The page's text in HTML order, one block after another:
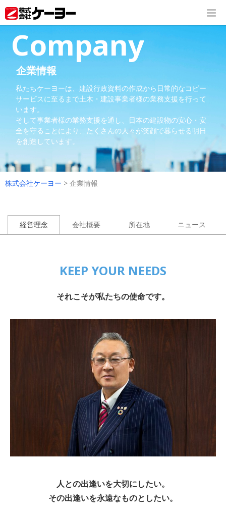
Company
企業情報
私たちケーヨーは、建設行政資料の作成から日常的なコピー
サービスに至るまで土木・建設事業者様の業務支援を行って
います。
そして事業者様の業務支援を通し、日本の建設物の安心・安
全を守ることにより、たくさんの人々が笑顔で暮らせる明日
を創造しています。
株式会社ケーヨー > 企業情報
経営理念 会社概要 所在地 ニュース
KEEP YOUR NEEDS
それこそが私たちの使命です。
人との出逢いを大切にしたい。
その出逢いを永遠なものとしたい。